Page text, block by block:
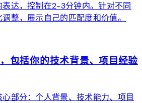
达，控制在2-3分钟内。针对不同
整，展示自己的匹配度和价值。
包括你的技术背景、项目经验
部分：个人背景、技术能力、项目